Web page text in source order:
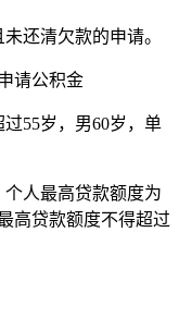
还清欠款的申请。
请公积金
55岁，男60岁，单
人最高贷款额度为
高贷款额度不得超过